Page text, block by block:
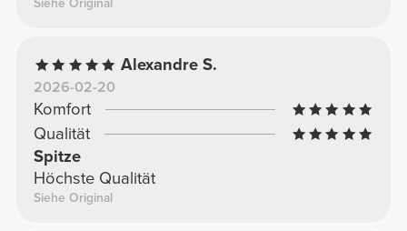
Siehe Original
Alexandre S.
2026-02-20
Komfort
Qualität
Spitze
Höchste Qualität
Siehe Original